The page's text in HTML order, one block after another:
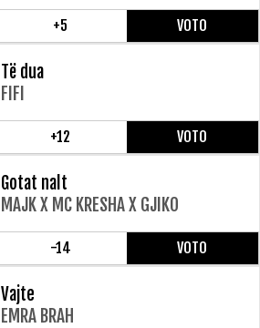
+5 VOTO
Të dua
FIFI
+12 VOTO
Gotat nalt
MAJK X MC KRESHA X GJIKO
-14 VOTO
Vajte
EMRA BRAH